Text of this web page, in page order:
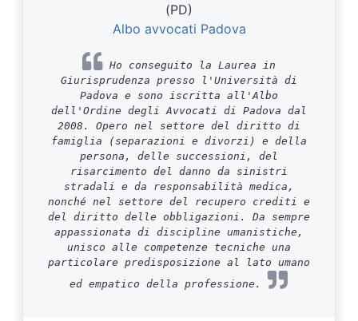
(PD)
Albo avvocati Padova
Ho conseguito la Laurea in
Giurisprudenza presso l'Università di
Padova e sono iscritta all'Albo
dell'Ordine degli Avvocati di Padova dal
2008. Opero nel settore del diritto di
famiglia (separazioni e divorzi) e della
persona, delle successioni, del
risarcimento del danno da sinistri
stradali e da responsabilità medica,
nonché nel settore del recupero crediti e
del diritto delle obbligazioni. Da sempre
appassionata di discipline umanistiche,
unisco alle competenze tecniche una
particolare predisposizione al lato umano
ed empatico della professione.